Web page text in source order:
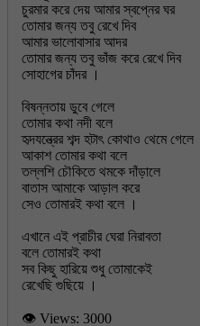
চুরমার করে দেয় আমার স্বপ্নের ঘর
তোমার জন্য তবু রেখে দিব
আমার ভালোবাসার আদর
তোমার জন্য তবু ভাঁজ করে রেখে দিব
সোহাগের চাঁদর ।
বিষন্নতায় ডুবে গেলে
তোমার কথা নদী বলে
হৃদযন্ত্রের শব্দ হটাৎ কোথাও থেমে গেলে
আকাশ তোমার কথা বলে
তল্লশি চৌকিতে থমকে দাঁড়ালে
বাতাস আমাকে আড়াল করে
সেও তোমারই কথা বলে ।
এখানে এই প্রাচীর ঘেরা নিরাবতা
বলে তোমারই কথা
সব কিছু হারিয়ে শুধু তোমাকেই
👁 Views: 3000